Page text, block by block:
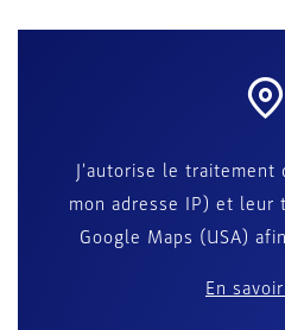
J'autorise le traitement
mon adresse IP) et leur
Google Maps (USA)
En